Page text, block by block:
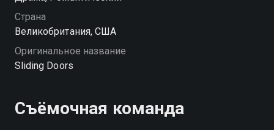
Страна
Великобритания, США
Оригинальное название
Sliding Doors
Съёмочная команда